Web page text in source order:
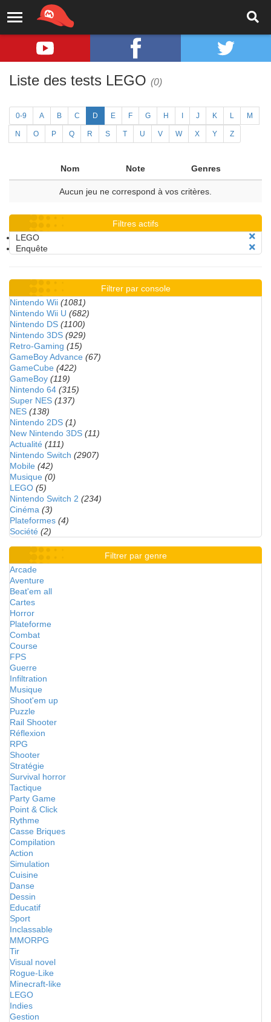
Liste des tests LEGO (0)
0-9 A B C D E F G H J K L M
N O P Q R S T U V W X Y Z
Nom Note Genres
Aucun jeu ne correspond à vos critères.
Filtres actifs
LEGO
Enquête
Filtrer par console
Nintendo Wii (1081)
Nintendo Wii U (682)
Nintendo DS (1100)
Nintendo 3DS (929)
Retro-Gaming (15)
GameBoy Advance (67)
GameCube (422)
GameBoy (119)
Nintendo 64 (315)
Super NES (137)
NES (138)
Nintendo 2DS (1)
New Nintendo 3DS (11)
Actualité (111)
Nintendo Switch (2907)
Mobile (42)
Musique (0)
LEGO (5)
Nintendo Switch 2 (234)
Cinéma (3)
Plateformes (4)
Société (2)
Filtrer par genre
Arcade
Aventure
Beat'em all
Cartes
Horror
Plateforme
Combat
Course
FPS
Guerre
Infiltration
Musique
Shoot'em up
Puzzle
Rail Shooter
Réflexion
RPG
Shooter
Stratégie
Survival horror
Tactique
Party Game
Point & Click
Rythme
Casse Briques
Compilation
Action
Simulation
Cuisine
Danse
Dessin
Educatif
Sport
Inclassable
MMORPG
Tir
Visual novel
Rogue-Like
Minecraft-like
LEGO
Indies
Gestion